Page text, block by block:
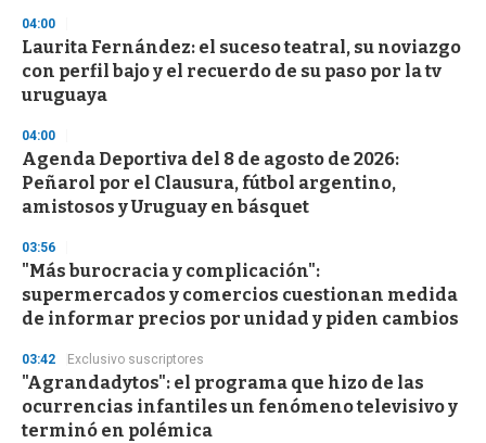
04:00
Laurita Fernández: el suceso teatral, su noviazgo
con perfil bajo y el recuerdo de su paso por la tv
uruguaya
04:00
Agenda Deportiva del 8 de agosto de 2026:
Peñarol por el Clausura, fútbol argentino,
amistosos y Uruguay en básquet
03:56
"Más burocracia y complicación":
supermercados y comercios cuestionan medida
de informar precios por unidad y piden cambios
03:42 Exclusivo suscriptores
"Agrandadytos": el programa que hizo de las
ocurrencias infantiles un fenómeno televisivo y
terminó en polémica